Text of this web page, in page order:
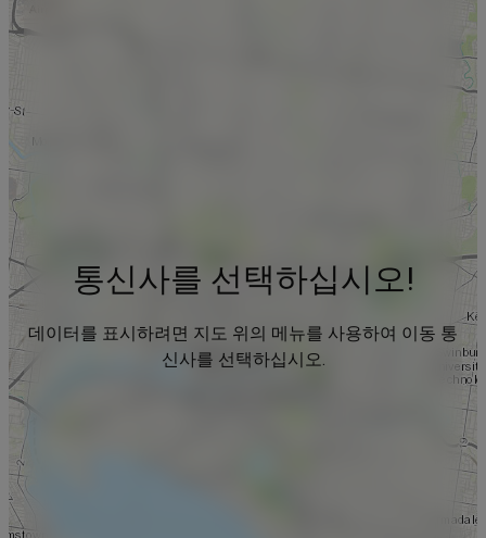
통신사를 선택하십시오!
데이터를 표시하려면 지도 위의 메뉴를 사용하여 이동 통
신사를 선택하십시오.